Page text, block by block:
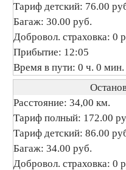
Тариф детский: 76.00
Багаж: 30.00 руб.
Добровол. страховка: 0
Прибытие: 12:05
Время в пути: 0 ч. 0 мин.
Расстояние: 34,00 км.
Тариф полный: 172.00
Тариф детский: 86.00
Багаж: 34.00 руб.
Добровол. страховка: 0